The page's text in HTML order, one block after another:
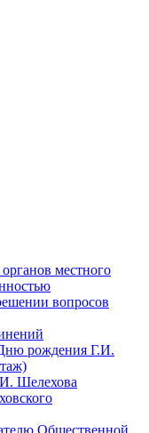
местного
вопросов
рождения Г.И.
Шелехова
Общественной